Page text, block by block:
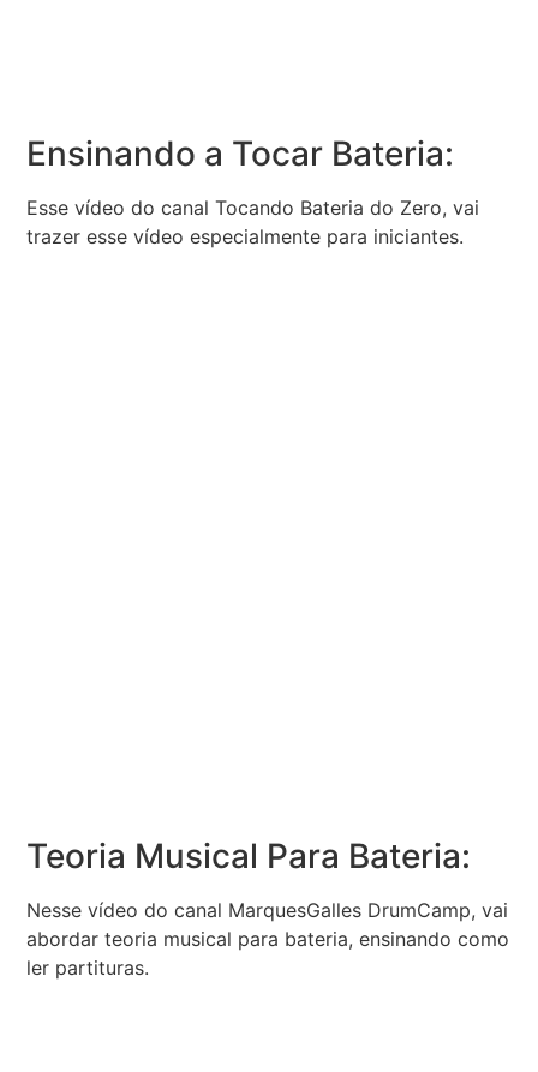
Ensinando a Tocar Bateria:
Esse vídeo do canal Tocando Bateria do Zero, vai
trazer esse vídeo especialmente para iniciantes.
Teoria Musical Para Bateria:
Nesse vídeo do canal MarquesGalles DrumCamp, vai
abordar teoria musical para bateria, ensinando como
ler partituras.